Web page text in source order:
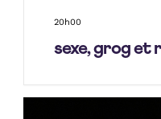
20h00
sexe, grog et